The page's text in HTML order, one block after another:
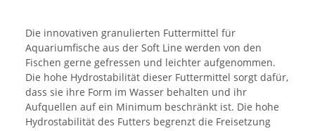
Die innovativen granulierten Futtermittel für
Aquariumfische aus der Soft Line werden von den
Fischen gerne gefressen und leichter aufgenommen.
Die hohe Hydrostabilität dieser Futtermittel sorgt dafür,
dass sie ihre Form im Wasser behalten und ihr
Aufquellen auf ein Minimum beschränkt ist. Die hohe
Hydrostabilität des Futters begrenzt die Freisetzung